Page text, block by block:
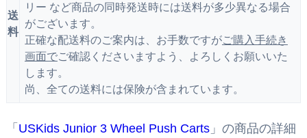
送
料
リー など商品の同時発送時には送料が多少異なる場合
がございます。
正確な配送料のご案内は、お手数ですがご購入手続き
画面でご確認くださいますよう、よろしくお願いいた
します。
尚、全ての送料には保険が含まれています。
「 USKids Junior 3 Wheel Push Carts」の商品の詳細